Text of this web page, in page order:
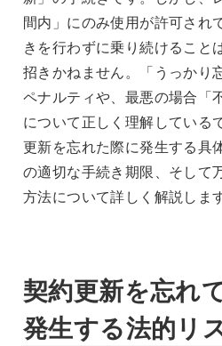
間内」にのみ使用が許可され
きを行わずに乗り続けること
招きかねません。「うっかり
ペナルティや、最悪の場合「
について正しく理解している
更新を忘れた際に発生する具
の適切な手続き期限、そして
方法について詳しく解説します
契約更新を忘れ
発生する法的リ